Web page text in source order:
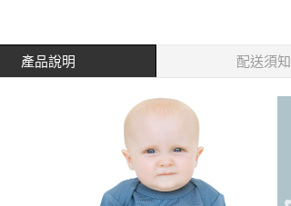
產品說明 配送須知